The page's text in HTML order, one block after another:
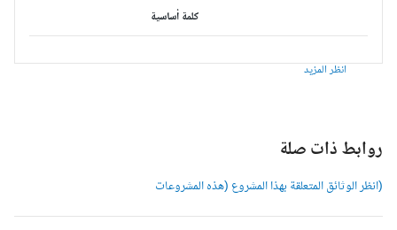
كلمة أساسية
انظر المزيد
روابط ذات صلة
(انظر الوثائق المتعلقة بهذا المشروع (هذه المشروعات